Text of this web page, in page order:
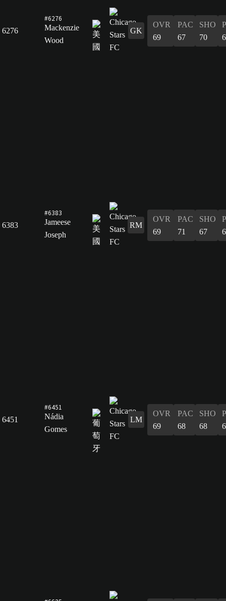
6276
#6276
Mackenzie
Wood
GK
OVR
69
PAC
67
SHO
70
6383
#6383
Jameese
Joseph
RM
OVR
69
PAC
71
SHO
67
6451
#6451
Nádia
Gomes
LM
OVR
69
PAC
68
SHO
68